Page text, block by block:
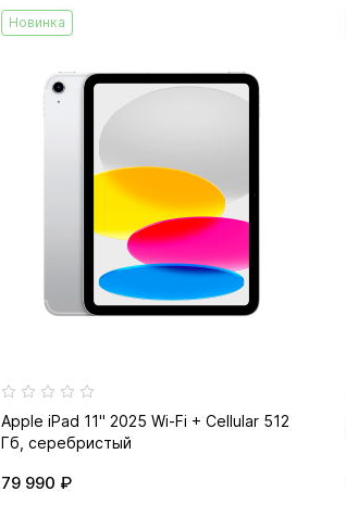
Новинка
Apple iPad 11" 2025 Wi-Fi + Cellular 512
Гб, серебристый
79 990 ₽